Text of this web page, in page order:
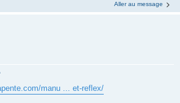
Aller au message
manu ... et-reflex/